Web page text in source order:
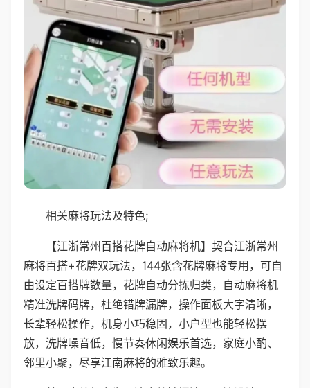
相关麻将玩法及特色;
【江浙常州百搭花牌自动麻将机】契合江浙常州
麻将百搭+花牌双玩法，144张含花牌麻将专用，可自
由设定百搭牌数量，花牌自动分拣归类，自动麻将机
精准洗牌码牌，杜绝错牌漏牌，操作面板大字清晰，
长辈轻松操作，机身小巧稳固，小户型也能轻松摆
放，洗牌噪音低，慢节奏休闲娱乐首选，家庭小酌、
邻里小聚，尽享江南麻将的雅致乐趣。